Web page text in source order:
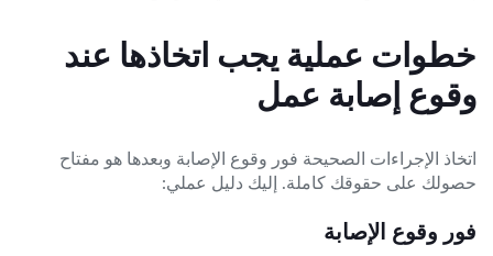
خطوات عملية يجب اتخاذها عند
وقوع إصابة عمل
اتخاذ الإجراءات الصحيحة فور وقوع الإصابة وبعدها هو مفتاح
حصولك على حقوقك كاملة. إليك دليل عملي:
فور وقوع الإصابة